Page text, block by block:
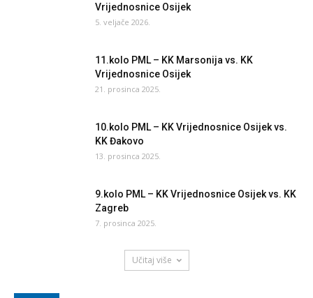
Vrijednosnice Osijek
5. veljače 2026.
11.kolo PML – KK Marsonija vs. KK
Vrijednosnice Osijek
21. prosinca 2025.
10.kolo PML – KK Vrijednosnice Osijek vs.
KK Đakovo
13. prosinca 2025.
9.kolo PML – KK Vrijednosnice Osijek vs. KK
Zagreb
7. prosinca 2025.
Učitaj više